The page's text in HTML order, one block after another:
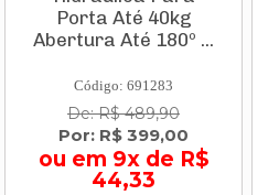
Porta Até 40kg
Abertura Até 180º ...
Código: 691283
De: R$ 489,90
Por: R$ 399,00
ou em 9x de R$
44,33